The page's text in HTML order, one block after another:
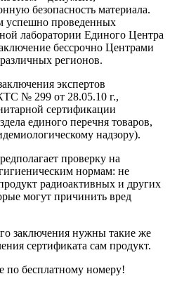
безопасность материала.
успешно проведенных
лаборатории Единого Центра
бессрочно Центрами
регионов.
экспертов
№ 299 от 28.05.10 г.,
сертификации
единого перечня товаров,
надзору).
проверку на
нормам: не
радиоактивных и других
могут причинить вред
заключения нужны такие же
сертификата сам продукт.
по бесплатному номеру!